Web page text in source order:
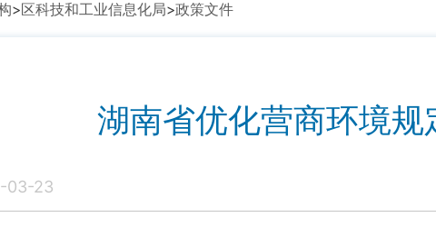
>区科技和工业信息化局>政策文件
湖南省优化营商环境规
03-23